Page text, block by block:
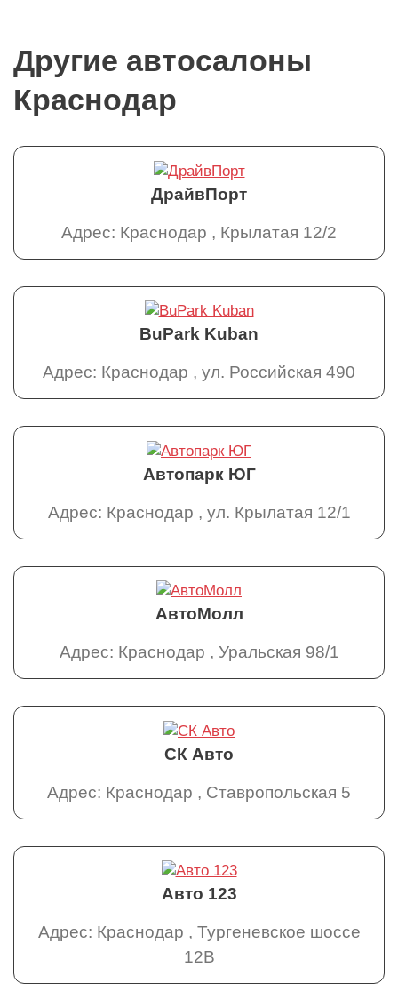
Другие автосалоны
Краснодар
ДрайвПорт
Адрес: Краснодар , Крылатая 12/2
BuPark Kuban
Адрес: Краснодар , ул. Российская 490
Автопарк ЮГ
Адрес: Краснодар , ул. Крылатая 12/1
АвтоМолл
Адрес: Краснодар , Уральская 98/1
СК Авто
Адрес: Краснодар , Ставропольская 5
Авто 123
Адрес: Краснодар , Тургеневское шоссе
12В